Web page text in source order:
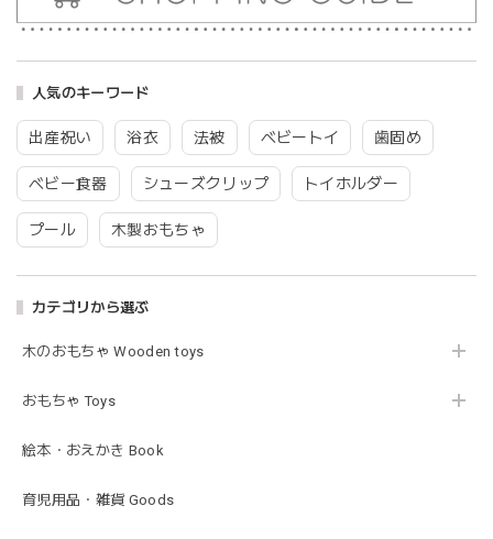
人気のキーワード
出産祝い 浴衣 法被 ベビートイ 歯固め
ベビー食器 シューズクリップ トイホルダー
プール 木製おもちゃ
カテゴリから選ぶ
木のおもちゃ Wooden toys
おもちゃ Toys
絵本・おえかき Book
育児用品・雑貨 Goods
gray
2026/03/26
グレーを購入しました！手持ちのビブより少し小さい作りで
したがかわいいので問題なし^ ^ありがとうございました♡
2026/02/21
この度は迅速丁寧な対応をありがとうございました(^^) 梱包
も素敵で嬉しいです。